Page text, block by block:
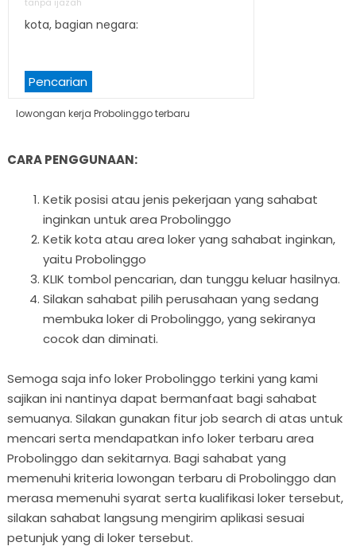
kota, bagian negara:
Pencarian
lowongan kerja Probolinggo terbaru
CARA PENGGUNAAN:
Ketik posisi atau jenis pekerjaan yang sahabat
inginkan untuk area Probolinggo
Ketik kota atau area loker yang sahabat inginkan,
yaitu Probolinggo
KLIK tombol pencarian, dan tunggu keluar hasilnya.
Silakan sahabat pilih perusahaan yang sedang
membuka loker di Probolinggo, yang sekiranya
cocok dan diminati.
Semoga saja info loker Probolinggo terkini yang kami
sajikan ini nantinya dapat bermanfaat bagi sahabat
semuanya. Silakan gunakan fitur job search di atas untuk
mencari serta mendapatkan info loker terbaru area
Probolinggo dan sekitarnya. Bagi sahabat yang
memenuhi kriteria lowongan terbaru di Probolinggo dan
merasa memenuhi syarat serta kualifikasi loker tersebut,
silakan sahabat langsung mengirim aplikasi sesuai
petunjuk yang di loker tersebut.